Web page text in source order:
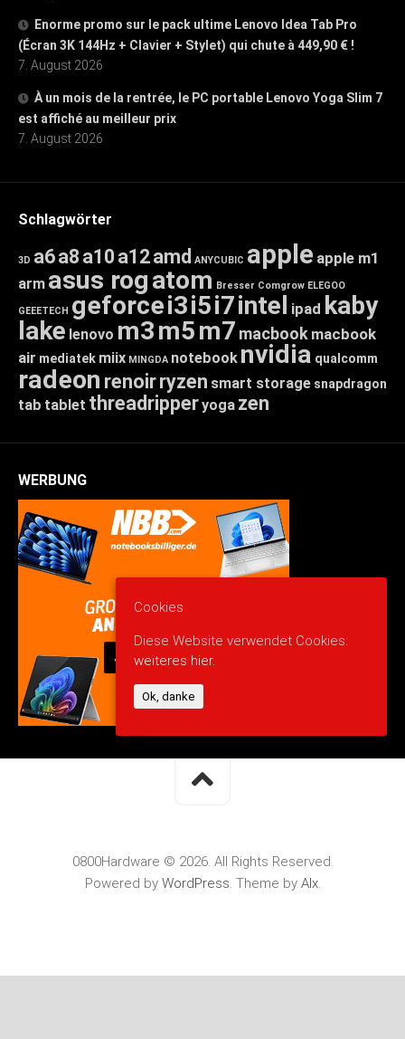
Enorme promo sur le pack ultime Lenovo Idea Tab Pro
(Écran 3K 144Hz + Clavier + Stylet) qui chute à 449,90 € !
7. August 2026
À un mois de la rentrée, le PC portable Lenovo Yoga Slim 7
est affiché au meilleur prix
7. August 2026
Schlagwörter
3D a6a8 a10 a12amd ANYCUBIC apple apple m1
arm asus rogatom Bresser Comgrow ELEGOO
GEEETECH geforcei3i5i7intel ipad kaby
lake lenovo m3m5m7 macbook macbook
air mediatek miix MINGDA notebook nvidia qualcomm
radeon renoirryzen smart storage snapdragon
tab tablet threadripperyoga zen
WERBUNG
0800Hardware © 2026. All Rights Reserved.
Powered by WordPress. Theme by Alx.
Cookies
Diese Website verwendet Cookies:
weiteres hier.
Ok, danke